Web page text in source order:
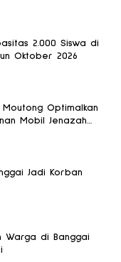
2.000 Siswa di
Oktober 2026
Optimalkan
Mobil Jenazah
Jadi Korban
Warga di Banggai